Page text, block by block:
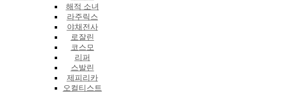
해적 소녀
라주릭스
야채전사
로잘린
코스모
리퍼
스발린
제피리카
오컬티스트